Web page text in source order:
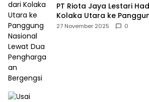
PT Riota Jaya Lestari
Kolaka Utara ke
Dua Penghargaan
27 November 2025 0